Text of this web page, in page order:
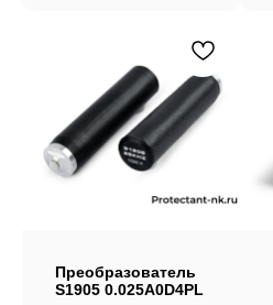
Преобразователь
S1905 0.025A0D4PL